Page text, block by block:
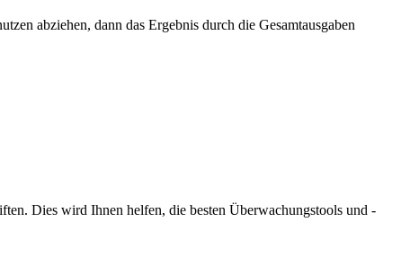
abziehen, dann das Ergebnis durch die Gesamtausgaben
Dies wird Ihnen helfen, die besten Überwachungstools und -